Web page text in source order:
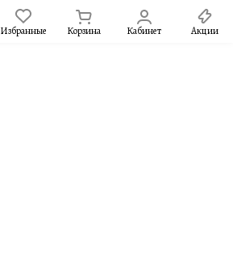
Избранные Корзина Кабинет Акции